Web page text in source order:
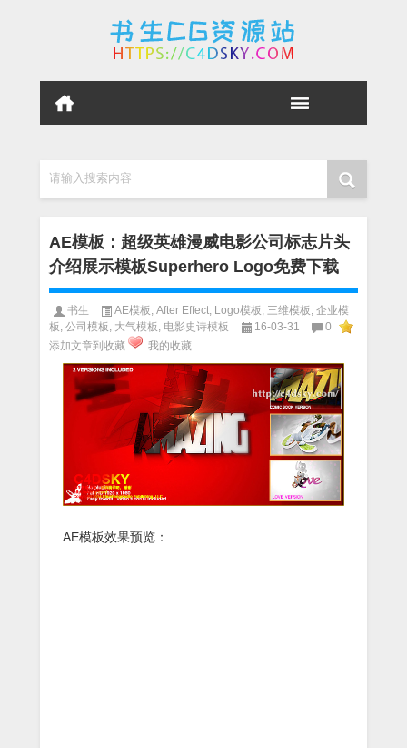
请输入搜索内容
AE模板：超级英雄漫威电影公司标志片头
介绍展示模板Superhero Logo免费下载
书生 AE模板 After Effect Logo模板 三维模板 企业模
板 公司模板 大气模板 电影史诗模板 16-03-31
0
添加文章到收藏
我的收藏
AE模板效果预览：